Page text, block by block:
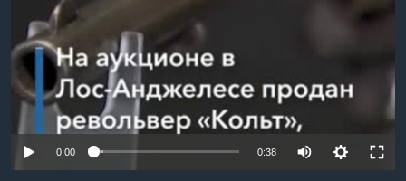
Языки
0:00 0:38